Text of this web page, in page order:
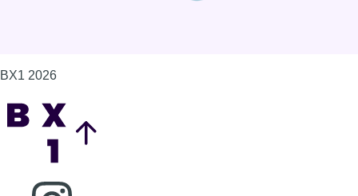
BX1 2026
Consulter page Instagram